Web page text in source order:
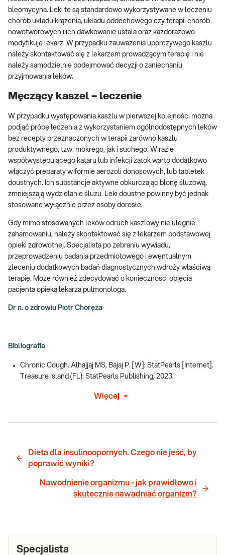
bleomycyna. Leki te są standardowo wykorzystywane w leczeniu
chorób układu krążenia, układu oddechowego czy terapii chorób
nowotworowych i ich dawkowanie ustala oraz każdorazowo
modyfikuje lekarz. W przypadku zauważenia uporczywego kaszlu
należy skontaktować się z lekarzem prowadzącym terapię i nie
należy samodzielnie podejmować decyzji o zaniechaniu
przyjmowania leków.
Męczący kaszel – leczenie
W przypadku występowania kaszlu w pierwszej kolejności można
podjąć próbę leczenia z wykorzystaniem ogólnodostępnych leków
bez recepty przeznaczonych w terapii zarówno kaszlu
produktywnego, tzw. mokrego, jak i suchego. W razie
współwystępującego kataru lub infekcji zatok warto dodatkowo
włączyć preparaty w formie aerozoli donosowych, lub tabletek
doustnych. Ich substancje aktywne obkurczając błonę śluzową,
zmniejszają wydzielanie śluzu. Leki doustne powinny być jednak
stosowane wyłącznie przez osoby dorosłe.
Gdy mimo stosowanych leków odruch kaszlowy nie ulegnie
zahamowaniu, należy skontaktować się z lekarzem podstawowej
opieki zdrowotnej. Specjalista po zebraniu wywiadu,
przeprowadzeniu badania przedmiotowego i ewentualnym
zleceniu dodatkowych badań diagnostycznych wdroży właściwą
terapię. Może również zdecydować o konieczności objęcia
pacjenta opieką lekarza pulmonologa.
Dr n. o zdrowiu Piotr Choręza
Bibliografia
Chronic Cough. Alhajjaj MS, Bajaj P. [W]: StatPearls [Internet].
Treasure Island (FL): StatPearls Publishing, 2023.
Więcej
Dieta dla insulinoopornych. Czego nie jeść, by
poprawić wyniki?
Nawodnienie organizmu - jak prawidłowo i
skutecznie nawadniać organizm?
Specjalista